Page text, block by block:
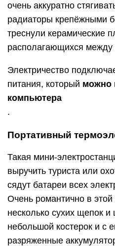
очень аккуратно
радиаторы крепёжными
треснули керамические
располагающихся
Электричество
питания, который можно
компьютера
.
Портативный
Такая мини-
выручить туриста или
сядут батареи всех
Очень романтично в этой
несколько сухих щепок
небольшой костерок и с
разряженные